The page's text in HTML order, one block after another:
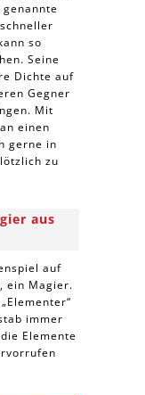
so
Seine
Dichte auf
Gegner
Mit
einen
gerne in
zu
aus
auf
ein Magier.
immer
Elemente